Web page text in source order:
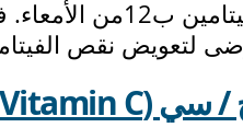
لتعويض نقص
ج / سي (itamin C)